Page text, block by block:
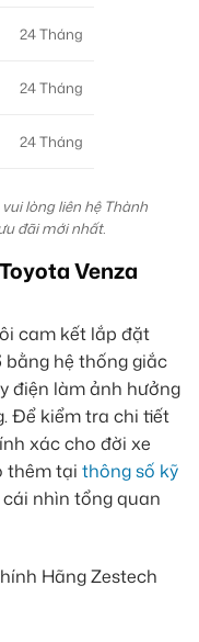
24 Tháng
24 Tháng
24 Tháng
lòng liên hệ Thành
đãi mới nhất.
Venza
cam kết lắp đặt
bằng hệ thống giắc
điện làm ảnh hưởng
Để kiểm tra chi tiết
xác cho đời xe
thêm tại thông số kỹ
nhìn tổng quan